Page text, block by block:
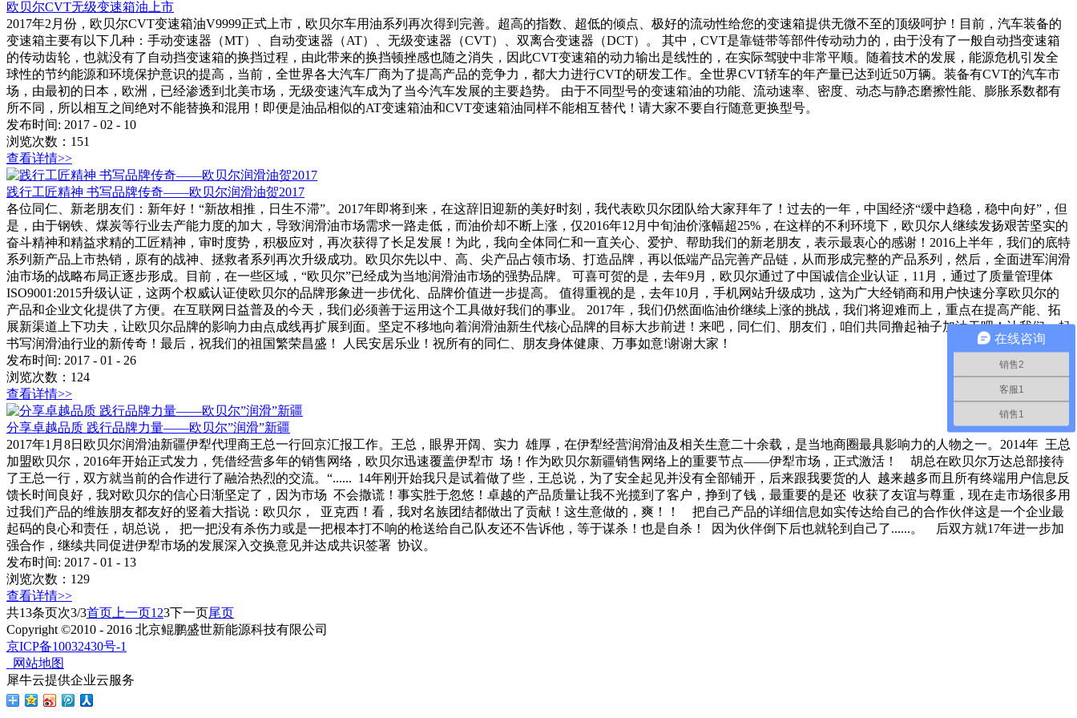
欧贝尔CVT无级变速箱油上市
2017年2月份，欧贝尔CVT变速箱油V9999正式上市，欧贝尔车用油系列再次得到完善。超高的指数、超低的倾点、极好的流动性给您的变速箱提供无微不至的顶级呵护！目前，汽车装备的
变速箱主要有以下几种：手动变速器（MT）、自动变速器（AT）、无级变速器（CVT）、双离合变速器（DCT）。 其中，CVT是靠链带等部件传动动力的，由于没有了一般自动挡变速箱
的传动齿轮，也就没有了自动挡变速箱的换挡过程，由此带来的换挡顿挫感也随之消失，因此CVT变速箱的动力输出是线性的，在实际驾驶中非常平顺。随着技术的发展，能源危机引发全
球性的节约能源和环境保护意识的提高，当前，全世界各大汽车厂商为了提高产品的竞争力，都大力进行CVT的研发工作。全世界CVT轿车的年产量已达到近50万辆。装备有CVT的汽车市
场，由最初的日本，欧洲，已经渗透到北美市场，无级变速汽车成为了当今汽车发展的主要趋势。 由于不同型号的变速箱油的功能、流动速率、密度、动态与静态磨擦性能、膨胀系数都有
所不同，所以相互之间绝对不能替换和混用！即便是油品相似的AT变速箱油和CVT变速箱油同样不能相互替代！请大家不要自行随意更换型号。
发布时间: 2017 - 02 - 10
浏览次数： 151
查看详情>>
践行工匠精神 书写品牌传奇——欧贝尔润滑油贺2017
各位同仁、新老朋友们：新年好！“新故相推，日生不滞”。2017年即将到来，在这辞旧迎新的美好时刻，我代表欧贝尔团队给大家拜年了！过去的一年，中国经济“缓中趋稳，稳中向好”，但
是，由于钢铁、煤炭等行业去产能力度的加大，导致润滑油市场需求一路走低，而油价却不断上涨，仅2016年12月中旬油价涨幅超25%，在这样的不利环境下，欧贝尔人继续发扬艰苦坚实的
奋斗精神和精益求精的工匠精神，审时度势，积极应对，再次获得了长足发展！为此，我向全体同仁和一直关心、爱护、帮助我们的新老朋友，表示最衷心的感谢！2016上半年，我们的底特
系列新产品上市热销，原有的战神、拯救者系列再次升级成功。欧贝尔先以中、高、尖产品占领市场、打造品牌，再以低端产品完善产品链，从而形成完整的产品系列，然后，全面进军润滑
油市场的战略布局正逐步形成。目前，在一些区域，“欧贝尔”已经成为当地润滑油市场的强势品牌。 可喜可贺的是，去年9月，欧贝尔通过了中国诚信企业认证，11月，通过了质量管理体
ISO9001:2015升级认证，这两个权威认证使欧贝尔的品牌形象进一步优化、品牌价值进一步提高。 值得重视的是，去年10月，手机网站升级成功，这为广大经销商和用户快速分享欧贝尔的
产品和企业文化提供了方便。在互联网日益普及的今天，我们必须善于运用这个工具做好我们的事业。 2017年，我们仍然面临油价继续上涨的挑战，我们将迎难而上，重点在提高产能、拓
展新渠道上下功夫，让欧贝尔品牌的影响力由点成线再扩展到面。坚定不移地向着润滑油新生代核心品牌的目标大步前进！来吧，同仁们、朋友们，咱们共同撸起袖子加油干吧！让我们一起
书写润滑油行业的新传奇！最后，祝我们的祖国繁荣昌盛！ 人民安居乐业！祝所有的同仁、朋友身体健康、万事如意!谢谢大家！
发布时间: 2017 - 01 - 26
浏览次数： 124
查看详情>>
分享卓越品质 践行品牌力量——欧贝尔”润滑”新疆
2017年1月8日欧贝尔润滑油新疆伊犁代理商王总一行回京汇报工作。王总，眼界开阔、实力 雄厚，在伊犁经营润滑油及相关生意二十余载，是当地商圈最具影响力的人物之一。2014年 王总
加盟欧贝尔，2016年开始正式发力，凭借经营多年的销售网络，欧贝尔迅速覆盖伊犁市 场！作为欧贝尔新疆销售网络上的重要节点——伊犁市场，正式激活！ 胡总在欧贝尔万达总部接待
了王总一行，双方就当前的合作进行了融洽热烈的交流。“...... 14年刚开始我只是试着做了些，王总说，为了安全起见并没有全部铺开，后来跟我要货的人 越来越多而且所有终端用户信息反
馈长时间良好，我对欧贝尔的信心日渐坚定了，因为市场 不会撒谎！事实胜于忽悠！卓越的产品质量让我不光揽到了客户，挣到了钱，最重要的是还 收获了友谊与尊重，现在走市场很多用
过我们产品的维族朋友都友好的竖着大指说：欧贝尔， 亚克西！看，我对名族团结都做出了贡献！这生意做的，爽！！ 把自己产品的详细信息如实传达给自己的合作伙伴这是一个企业最
起码的良心和责任，胡总说， 把一把没有杀伤力或是一把根本打不响的枪送给自己队友还不告诉他，等于谋杀！也是自杀！ 因为伙伴倒下后也就轮到自己了......。 后双方就17年进一步加
强合作，继续共同促进伊犁市场的发展深入交换意见并达成共识签署 协议。
发布时间: 2017 - 01 - 13
浏览次数： 129
查看详情>>
共13条页次3/3首页 上一页1 23下一页尾页
Copyright ©2010 - 2016 北京鲲鹏盛世新能源科技有限公司
京ICP备10032430号-1
网站地图
犀牛云提供企业云服务
在线咨询
销售2
客服1
销售1